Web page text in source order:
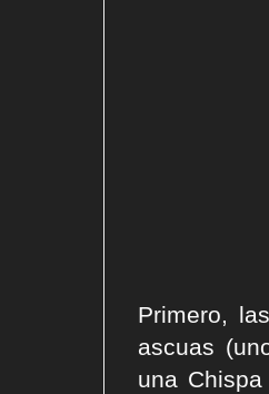
Primero,
ascuas
una